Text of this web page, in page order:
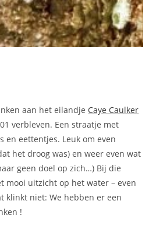
aan het eilandje Caye Caulker
verbleven. Een straatje met
en eettentjes. Leuk om even
het droog was) en weer even wat
geen doel op zich…) Bij die
mooi uitzicht op het water – even
klinkt niet: We hebben er een
!